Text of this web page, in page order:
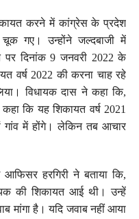
करने में कांग्रेस के प्रदेश
चूक गए। उन्होंने जल्दबाजी में
पर दिनांक 9 जनवरी 2022 के
वर्ष 2022 की करना चाह रहे
विधायक दास ने कहा कि,
कि यह शिकायत वर्ष 2021
में होंगे। लेकिन तब आचार
आफिसर हरगिरी ने बताया कि,
की शिकायत आई थी। उन्हें
मांगा है। यदि जवाब नहीं आया